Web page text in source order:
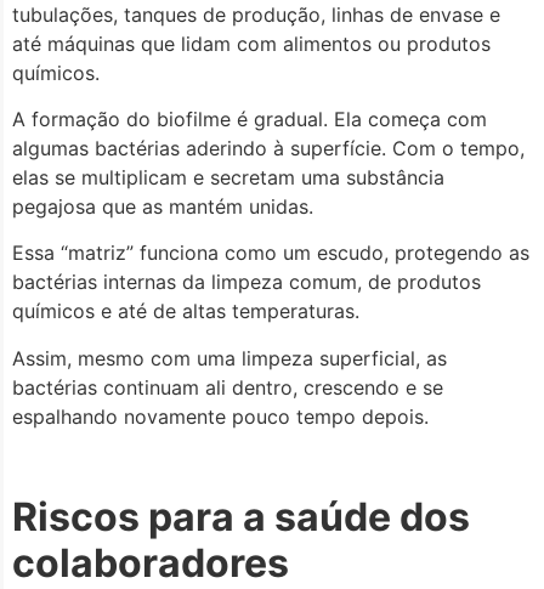
tubulações, tanques de produção, linhas de envase e
até máquinas que lidam com alimentos ou produtos
químicos.
A formação do biofilme é gradual. Ela começa com
algumas bactérias aderindo à superfície. Com o tempo,
elas se multiplicam e secretam uma substância
pegajosa que as mantém unidas.
Essa “matriz” funciona como um escudo, protegendo as
bactérias internas da limpeza comum, de produtos
químicos e até de altas temperaturas.
Assim, mesmo com uma limpeza superficial, as
bactérias continuam ali dentro, crescendo e se
espalhando novamente pouco tempo depois.
Riscos para a saúde dos
colaboradores